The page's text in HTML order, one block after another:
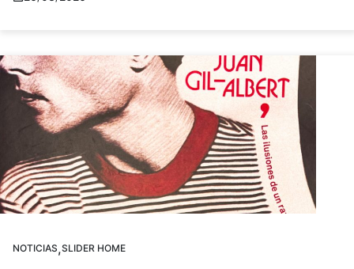
NOTICIAS,SLIDER HOME